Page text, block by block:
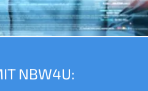
NBW4U: